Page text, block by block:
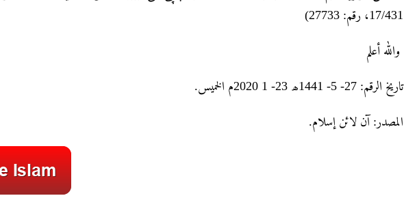
17/431، رقم: 27733)
والله أعلم
تاريخ الرقم: 27- 5- 1441ھ 23- 1 2020م الخميس.
المصدر: آن لائن إسلام.